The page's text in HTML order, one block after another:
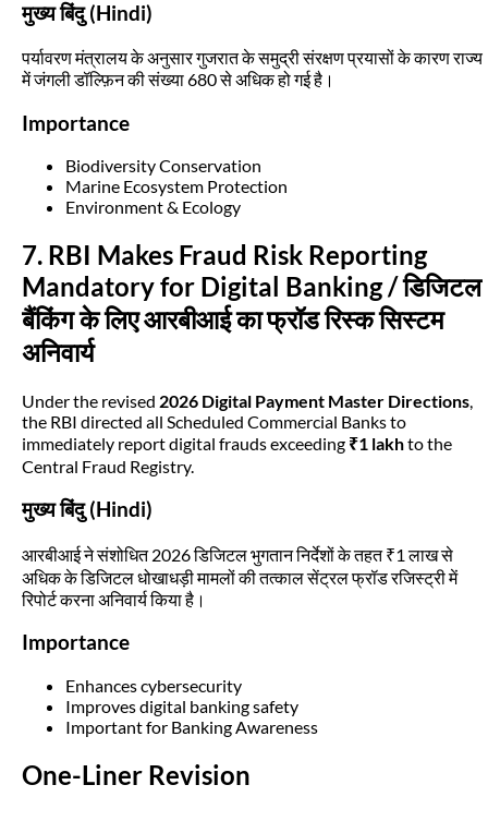
मुख्य बिंदु (Hindi)
पर्यावरण मंत्रालय के अनुसार गुजरात के समुद्री संरक्षण प्रयासों के कारण राज्य
में जंगली डॉल्फ़िन की संख्या 680 से अधिक हो गई है।
Importance
Biodiversity Conservation
Marine Ecosystem Protection
Environment & Ecology
7. RBI Makes Fraud Risk Reporting
Mandatory for Digital Banking / डिजिटल
बैंकिंग के लिए आरबीआई का फ्रॉड रिस्क सिस्टम
अनिवार्य
Under the revised 2026 Digital Payment Master Directions,
the RBI directed all Scheduled Commercial Banks to
immediately report digital frauds exceeding ₹1 lakhto the
Central Fraud Registry.
मुख्य बिंदु (Hindi)
आरबीआई ने संशोधित 2026 डिजिटल भुगतान निर्देशों के तहत ₹1 लाख से
अधिक के डिजिटल धोखाधड़ी मामलों की तत्काल सेंट्रल फ्रॉड रजिस्ट्री में
रिपोर्ट करना अनिवार्य किया है।
Importance
Enhances cybersecurity
Improves digital banking safety
Important for Banking Awareness
One-Liner Revision